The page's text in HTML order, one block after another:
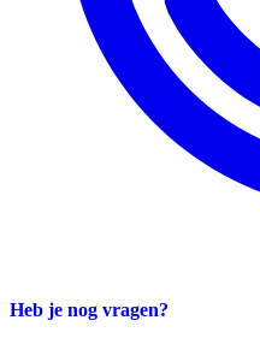
Heb je nog vragen?